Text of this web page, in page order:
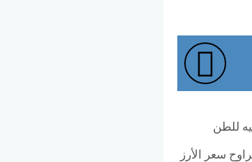
الشعير تراجعت حوالي 5 آلاف جنيه للطن
جنيه للطن، بينما يتراوح سعر الأرز